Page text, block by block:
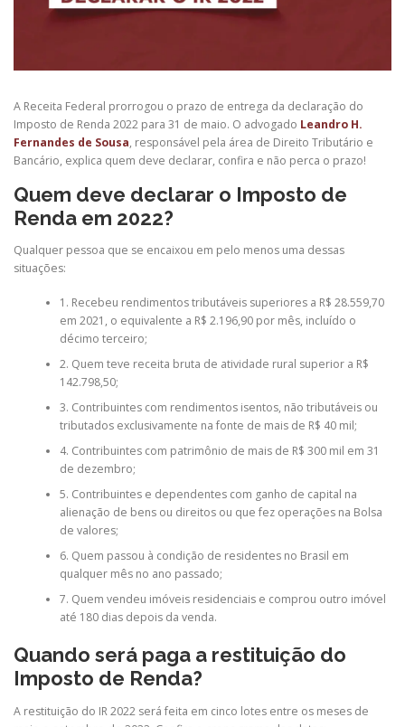
A Receita Federal prorrogou o prazo de entrega da declaração do
Imposto de Renda 2022 para 31 de maio. O advogado Leandro H.
Fernandes de Sousa, responsável pela área de Direito Tributário e
Bancário, explica quem deve declarar, confira e não perca o prazo!
Quem deve declarar o Imposto de
Renda em 2022?
Qualquer pessoa que se encaixou em pelo menos uma dessas
situações:
1. Recebeu rendimentos tributáveis superiores a R$ 28.559,70
em 2021, o equivalente a R$ 2.196,90 por mês, incluído o
décimo terceiro;
2. Quem teve receita bruta de atividade rural superior a R$
142.798,50;
3. Contribuintes com rendimentos isentos, não tributáveis ou
tributados exclusivamente na fonte de mais de R$ 40 mil;
4. Contribuintes com patrimônio de mais de R$ 300 mil em 31
de dezembro;
5. Contribuintes e dependentes com ganho de capital na
alienação de bens ou direitos ou que fez operações na Bolsa
de valores;
6. Quem passou à condição de residentes no Brasil em
qualquer mês no ano passado;
7. Quem vendeu imóveis residenciais e comprou outro imóvel
até 180 dias depois da venda.
Quando será paga a restituição do
Imposto de Renda?
A restituição do IR 2022 será feita em cinco lotes entre os meses de